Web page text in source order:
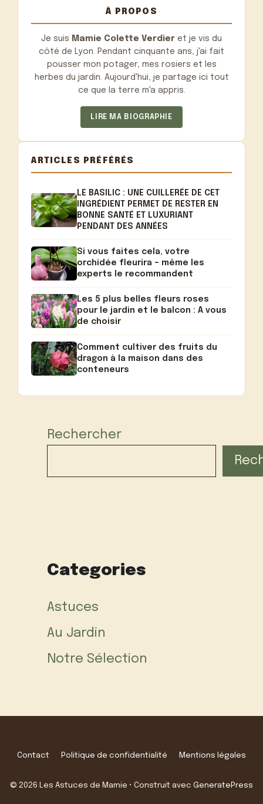
À PROPOS
Je suis Mamie Colette Verdier et je vis du
côté de Lyon. Pendant cinquante ans, j'ai fait
pousser mon potager, mes rosiers et les
herbes du jardin. Aujourd'hui, je partage ici tout
ce que la terre m'a appris.
LIRE MA BIOGRAPHIE
ARTICLES PRÉFÉRÉS
LE BASILIC : UNE CUILLERÉE DE CET
INGRÉDIENT PERMET DE RESTER EN
BONNE SANTÉ ET LUXURIANT
PENDANT DES ANNÉES
Si vous faites cela, votre
orchidée fleurira – même les
experts le recommandent
Les 5 plus belles fleurs roses
pour le jardin et le balcon : A vous
de choisir
Comment cultiver des fruits du
dragon à la maison dans des
conteneurs
Rechercher
Categories
Astuces
Au Jardin
Notre Sélection
Contact Politique de confidentialité Mentions légales
© 2026 Les Astuces de Mamie • Construit avec GeneratePress